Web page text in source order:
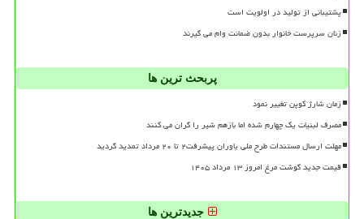
پشتیبانی از تولید در اولویت است
زنان سرپرست خانوار بدون ضمانت وام می گیرند
پربحث ترین ها
زمان شارژ کوپن تغییر نمود
مصرف لبنیات یک چهارم شده اما بازهم شیر را گران می کنند
مهلت ارسال مستندات طرح ملی یاوران پیشرفت۲ تا ۲۰ مرداد تمدید گردید
قیمت جدید گوشت مرغ امروز ۱۳ مرداد ۱۴۰۵
جدیدترین ها